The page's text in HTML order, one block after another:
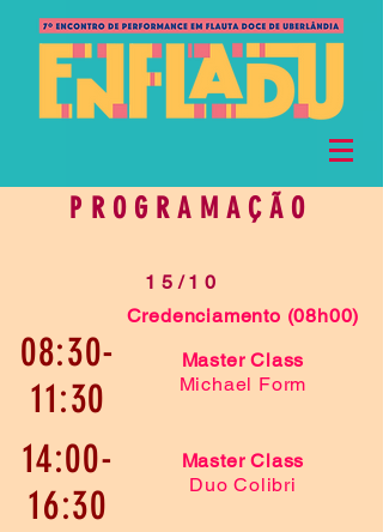
PROGRAMAÇÃO
15/10
Credenciamento (08h00)
08:30-
11:30
Master Class
Michael Form
14:00-
16:30
Master Class
Duo Colibri